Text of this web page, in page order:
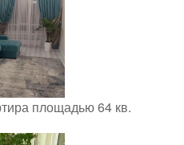
площадью 64 кв.